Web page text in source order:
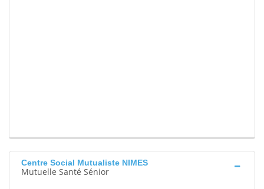
Centre Social Mutualiste NIMES
Mutuelle Santé Sénior